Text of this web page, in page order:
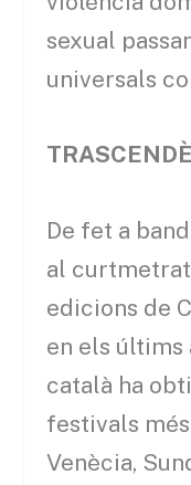
sexual
universals
De fet a
al
edicions de
en els
català ha
festivals
Venècia,